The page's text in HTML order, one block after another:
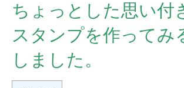
ちょっとした思い付
スタンプを作ってみ
しました。